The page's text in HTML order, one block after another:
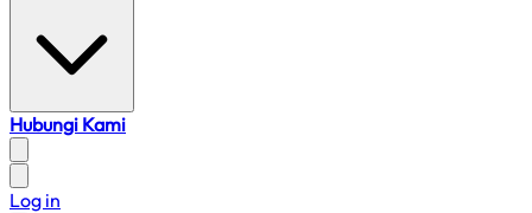
Hubungi Kami
Log in